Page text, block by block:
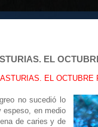
EL
EL
no sucedió lo
espeso, en medio
de caries y de